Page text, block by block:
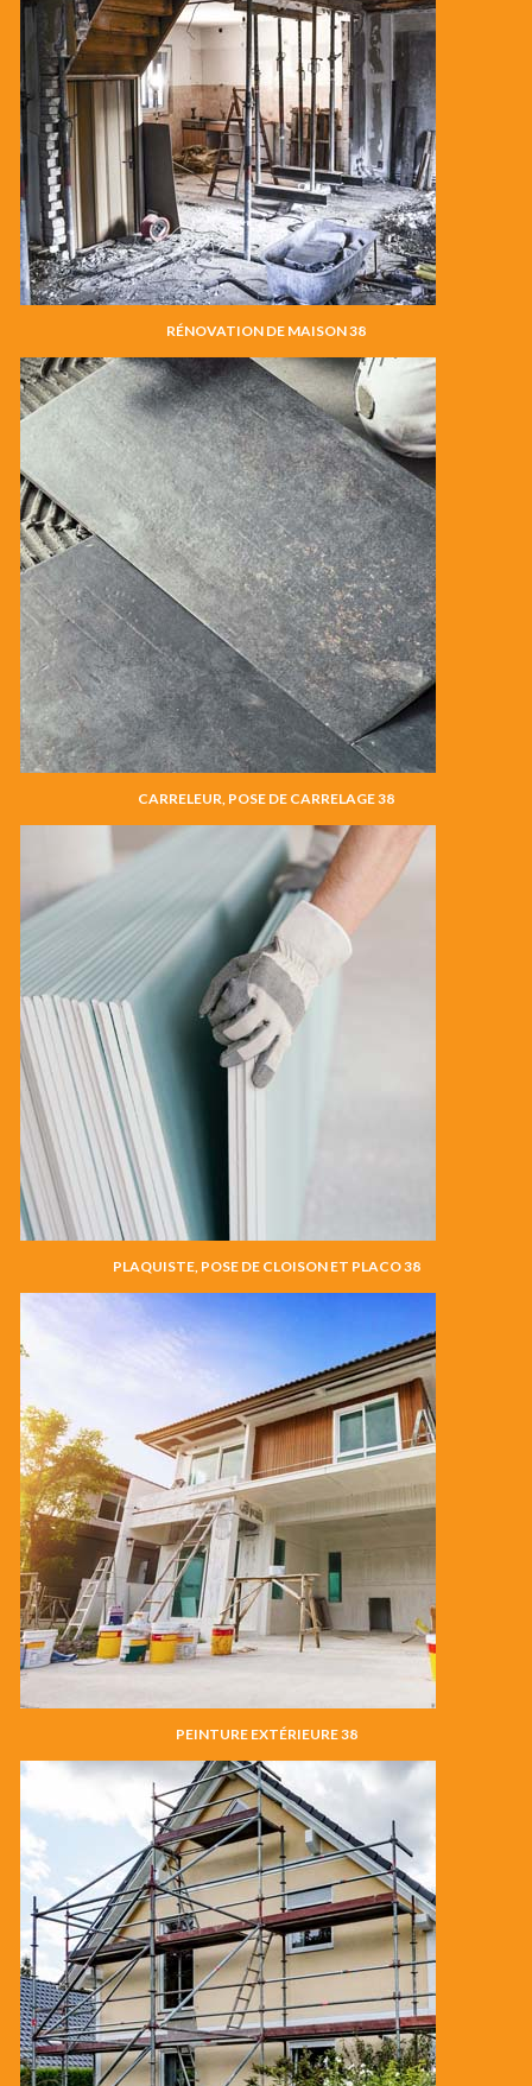
RÉNOVATION DE MAISON 38
CARRELEUR, POSE DE CARRELAGE 38
PLAQUISTE, POSE DE CLOISON ET PLACO 38
PEINTURE EXTÉRIEURE 38